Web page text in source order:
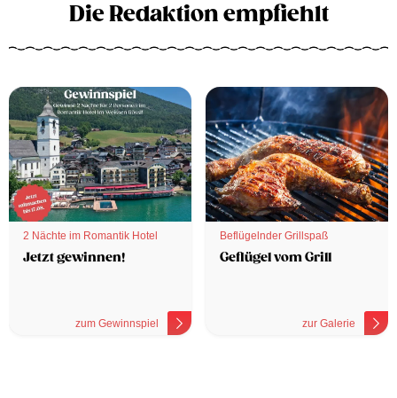
Die Redaktion empfiehlt
2 Nächte im Romantik Hotel
Jetzt gewinnen!
zum Gewinnspiel
Beflügelnder Grillspaß
Geflügel vom Grill
zur Galerie